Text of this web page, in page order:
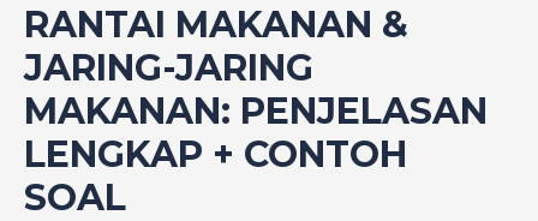
RANTAI MAKANAN &
JARING-JARING
MAKANAN: PENJELASAN
LENGKAP + CONTOH
SOAL